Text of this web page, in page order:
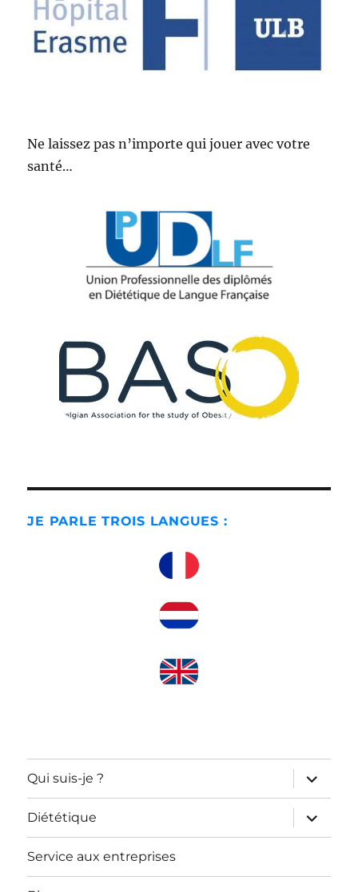
Ne laissez pas n’importe qui jouer avec votre
santé…
JE PARLE TROIS LANGUES :
Qui suis-je ?
ouvrir
le
sous-
menu
Diététique
ouvrir
le
sous-
Service aux entreprises